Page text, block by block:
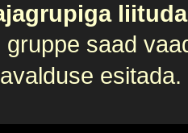
gruppe saad